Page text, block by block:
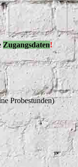
Zugangsdaten!
Probestunden)